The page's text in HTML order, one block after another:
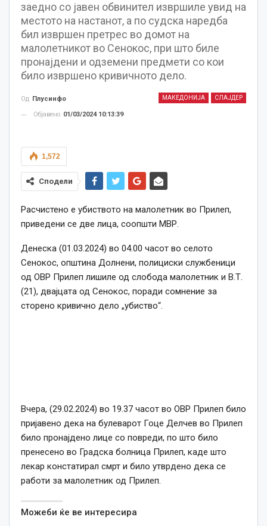
заедно со јавен обвинител извршиле увид на
местото на настанот, а по судска наредба
бил извршен претрес во домот на
малолетникот во Сенокос, при што биле
пронајдени и одземени предмети со кои
било извршено кривичното дело.
МАКЕДОНИЈА СЛАЈДЕР
Од Плусинфо
Објавено 01/03/2024 10:13:39
1,572
Сподели
Расчистено е убиството на малолетник во Прилеп,
приведени се две лица, соопшти МВР.
Денеска (01.03.2024) во 04.00 часот во селото
Сенокос, општина Долнени, полициски службеници
од ОВР Прилеп лишиле од слобода малолетник и В.Т.
(21), двајцата од Сенокос, поради сомнение за
сторено кривично дело „убиство“.
Вчера, (29.02.2024) во 19.37 часот во ОВР Прилеп било
пријавено дека на булеварот Гоце Делчев во Прилеп
било пронајдено лице со повреди, по што билo
пренесено во Градска болница Прилеп, каде што
лекар констатирал смрт и било утврдено дека се
работи за малолетник од Прилеп.
Можеби ќе ве интересира